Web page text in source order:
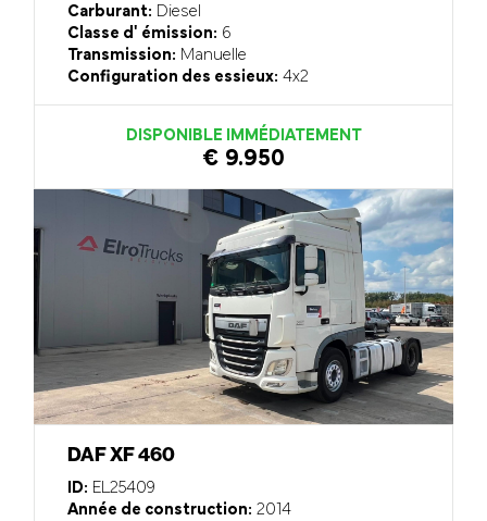
Carburant: Diesel
Classe d' émission: 6
Transmission: Manuelle
Configuration des essieux: 4x2
DISPONIBLE IMMÉDIATEMENT
€ 9.950
DAF XF 460
ID: EL25409
Année de construction: 2014